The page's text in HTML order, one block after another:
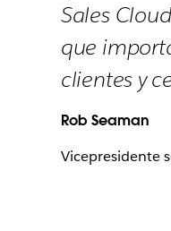
Sales
que
clientes y
Rob Seaman
Vicepresidente